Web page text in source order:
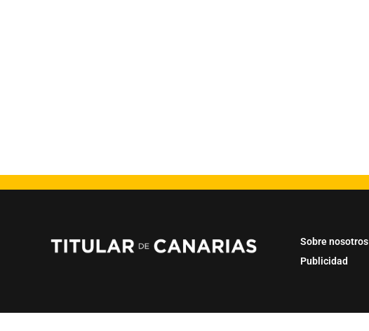
Sobre nosotros
Publicidad